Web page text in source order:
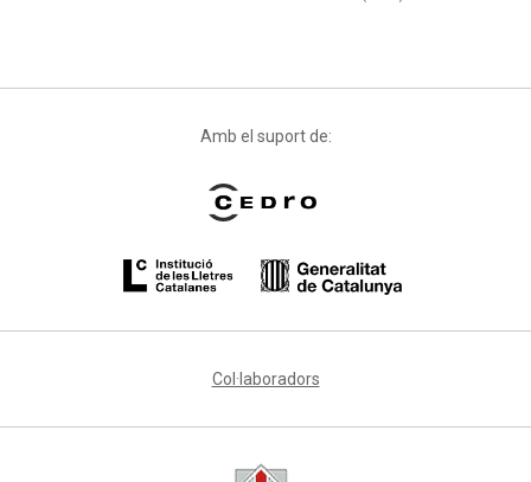
Amb el suport de:
Col·laboradors